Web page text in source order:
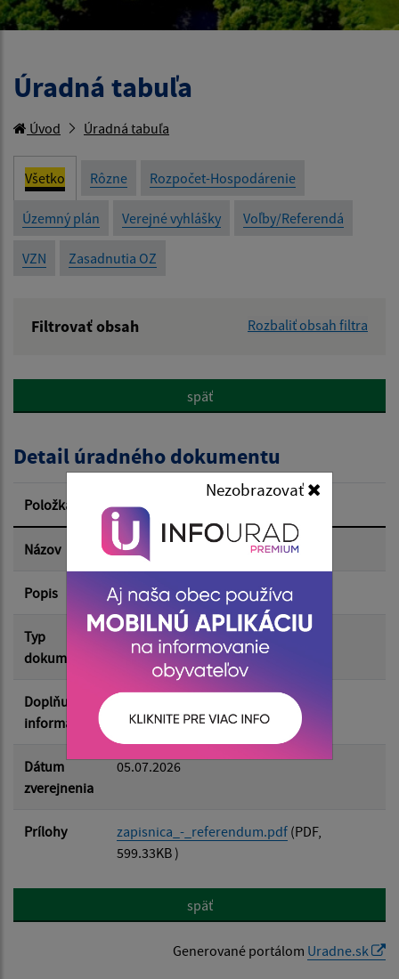
Úradná tabuľa
Úvod Úradná tabuľa
Všetko Rôzne Rozpočet-Hospodárenie
Územný plán Verejné vyhlášky Voľby/Referendá
VZN Zasadnutia OZ
Filtrovať obsah Rozbaliť obsah filtra
Popis:
Dátum zverejnenia od:
Dátum zverejnenia do:
Filtrovať Reset
späť
Detail úradného dokumentu
Položka Informácia
Názov Zápisnica- Referendum 2026
Popis
Typ
dokumentu
Rôzne
Doplňujúce
informácie
Dátum
zverejnenia
05.07.2026
Prílohy zapisnica_-_referendum.pdf (PDF,
599.33KB )
späť
Generované portálom Uradne.sk
Nezobrazovať